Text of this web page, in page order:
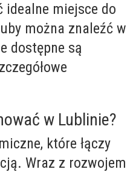
idealne miejsce do
można znaleźć w
dostępne są
w Lublinie?
które łączy
Wraz z rozwojem